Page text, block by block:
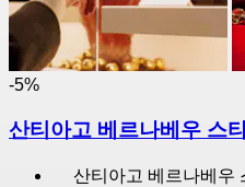
-5%
산티아고 베르나베우 스
산티아고 베르나베우